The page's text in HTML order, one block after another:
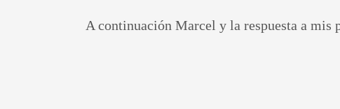
A continuación Marcel y la respuesta a mis